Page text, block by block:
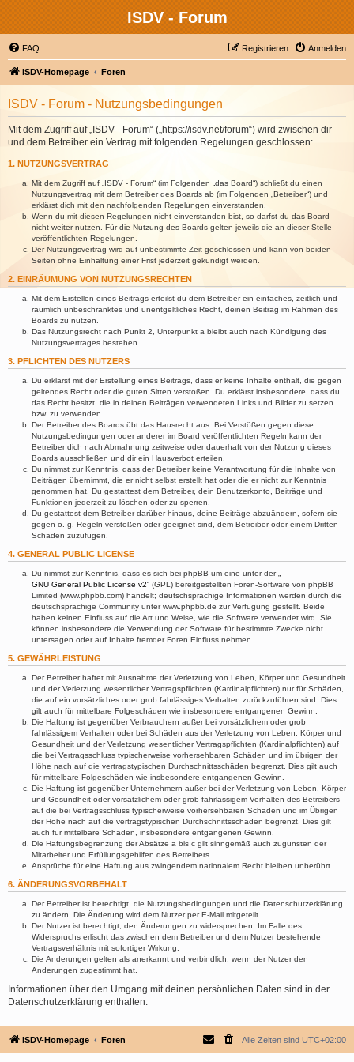
ISDV - Forum
FAQ Anmelden
Registrieren
ISDV-Homepage Foren
ISDV - Forum - Nutzungsbedingungen
Mit dem Zugriff auf „ISDV - Forum“ („https://isdv.net/forum“) wird zwischen dir
und dem Betreiber ein Vertrag mit folgenden Regelungen geschlossen:
1. NUTZUNGSVERTRAG
Mit dem Zugriff auf „ISDV - Forum“ (im Folgenden „das Board“) schließt du einen
Nutzungsvertrag mit dem Betreiber des Boards ab (im Folgenden „Betreiber“) und
erklärst dich mit den nachfolgenden Regelungen einverstanden.
Wenn du mit diesen Regelungen nicht einverstanden bist, so darfst du das Board
nicht weiter nutzen. Für die Nutzung des Boards gelten jeweils die an dieser Stelle
veröffentlichten Regelungen.
Der Nutzungsvertrag wird auf unbestimmte Zeit geschlossen und kann von beiden
Seiten ohne Einhaltung einer Frist jederzeit gekündigt werden.
2. EINRÄUMUNG VON NUTZUNGSRECHTEN
Mit dem Erstellen eines Beitrags erteilst du dem Betreiber ein einfaches, zeitlich und
räumlich unbeschränktes und unentgeltliches Recht, deinen Beitrag im Rahmen des
Boards zu nutzen.
Das Nutzungsrecht nach Punkt 2, Unterpunkt a bleibt auch nach Kündigung des
Nutzungsvertrages bestehen.
3. PFLICHTEN DES NUTZERS
Du erklärst mit der Erstellung eines Beitrags, dass er keine Inhalte enthält, die gegen
geltendes Recht oder die guten Sitten verstoßen. Du erklärst insbesondere, dass du
das Recht besitzt, die in deinen Beiträgen verwendeten Links und Bilder zu setzen
bzw. zu verwenden.
Der Betreiber des Boards übt das Hausrecht aus. Bei Verstößen gegen diese
Nutzungsbedingungen oder anderer im Board veröffentlichten Regeln kann der
Betreiber dich nach Abmahnung zeitweise oder dauerhaft von der Nutzung dieses
Boards ausschließen und dir ein Hausverbot erteilen.
Du nimmst zur Kenntnis, dass der Betreiber keine Verantwortung für die Inhalte von
Beiträgen übernimmt, die er nicht selbst erstellt hat oder die er nicht zur Kenntnis
genommen hat. Du gestattest dem Betreiber, dein Benutzerkonto, Beiträge und
Funktionen jederzeit zu löschen oder zu sperren.
Du gestattest dem Betreiber darüber hinaus, deine Beiträge abzuändern, sofern sie
gegen o. g. Regeln verstoßen oder geeignet sind, dem Betreiber oder einem Dritten
Schaden zuzufügen.
4. GENERAL PUBLIC LICENSE
Du nimmst zur Kenntnis, dass es sich bei phpBB um eine unter der „
GNU General Public License v2“ (GPL) bereitgestellten Foren-Software von phpBB
Limited (www.phpbb.com) handelt; deutschsprachige Informationen werden durch die
deutschsprachige Community unter www.phpbb.de zur Verfügung gestellt. Beide
haben keinen Einfluss auf die Art und Weise, wie die Software verwendet wird. Sie
können insbesondere die Verwendung der Software für bestimmte Zwecke nicht
untersagen oder auf Inhalte fremder Foren Einfluss nehmen.
5. GEWÄHRLEISTUNG
Der Betreiber haftet mit Ausnahme der Verletzung von Leben, Körper und Gesundheit
und der Verletzung wesentlicher Vertragspflichten (Kardinalpflichten) nur für Schäden,
die auf ein vorsätzliches oder grob fahrlässiges Verhalten zurückzuführen sind. Dies
gilt auch für mittelbare Folgeschäden wie insbesondere entgangenen Gewinn.
Die Haftung ist gegenüber Verbrauchern außer bei vorsätzlichem oder grob
fahrlässigem Verhalten oder bei Schäden aus der Verletzung von Leben, Körper und
Gesundheit und der Verletzung wesentlicher Vertragspflichten (Kardinalpflichten) auf
die bei Vertragsschluss typischerweise vorhersehbaren Schäden und im übrigen der
Höhe nach auf die vertragstypischen Durchschnittsschäden begrenzt. Dies gilt auch
für mittelbare Folgeschäden wie insbesondere entgangenen Gewinn.
Die Haftung ist gegenüber Unternehmern außer bei der Verletzung von Leben, Körper
und Gesundheit oder vorsätzlichem oder grob fahrlässigem Verhalten des Betreibers
auf die bei Vertragsschluss typischerweise vorhersehbaren Schäden und im Übrigen
der Höhe nach auf die vertragstypischen Durchschnittsschäden begrenzt. Dies gilt
auch für mittelbare Schäden, insbesondere entgangenen Gewinn.
Die Haftungsbegrenzung der Absätze a bis c gilt sinngemäß auch zugunsten der
Mitarbeiter und Erfüllungsgehilfen des Betreibers.
Ansprüche für eine Haftung aus zwingendem nationalem Recht bleiben unberührt.
6. ÄNDERUNGSVORBEHALT
Der Betreiber ist berechtigt, die Nutzungsbedingungen und die Datenschutzerklärung
zu ändern. Die Änderung wird dem Nutzer per E-Mail mitgeteilt.
Der Nutzer ist berechtigt, den Änderungen zu widersprechen. Im Falle des
Widerspruchs erlischt das zwischen dem Betreiber und dem Nutzer bestehende
Vertragsverhältnis mit sofortiger Wirkung.
Die Änderungen gelten als anerkannt und verbindlich, wenn der Nutzer den
Änderungen zugestimmt hat.
Informationen über den Umgang mit deinen persönlichen Daten sind in der
Datenschutzerklärung enthalten.
ISDV-Homepage Foren Alle Zeiten sind UTC+02:00